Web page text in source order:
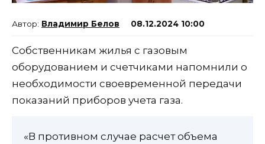
Владимир Белов 08.12.2024 10:00
Собственникам жилья с газовым
оборудованием и счетчиками напомнили о
необходимости своевременной передачи
показаний приборов учета газа.
«В противном случае расчет объема